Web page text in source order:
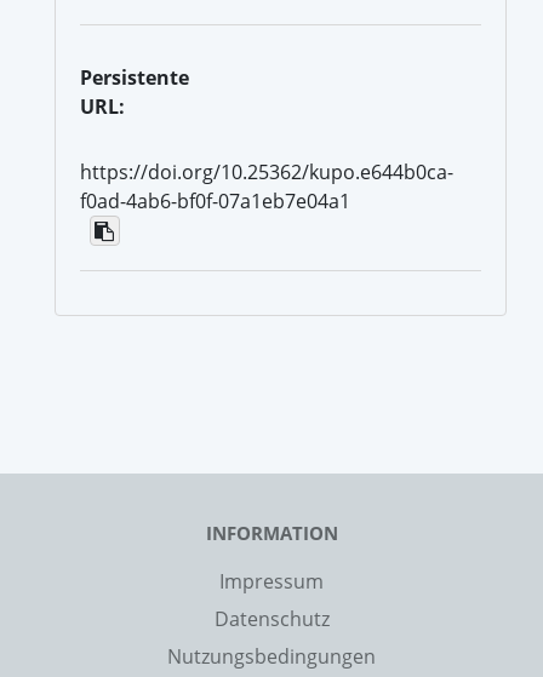
Persistente
URL:
https://doi.org/10.25362/kupo.e644b0ca-
f0ad-4ab6-bf0f-07a1eb7e04a1
INFORMATION
Impressum
Datenschutz
Nutzungsbedingungen